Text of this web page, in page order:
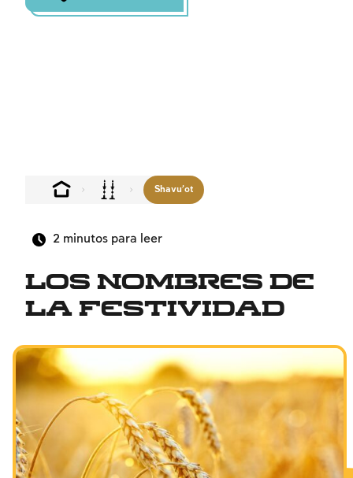
Shavu'ot
Los nombres de
la festividad
2 minutos para leer